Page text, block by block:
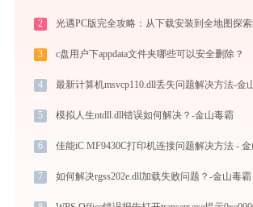
2
3 c盘用户下appdata文件夹哪些可以安全删除？
4 最新计算机msvcp110.dll丢失问题解决方法-金
5 模拟人生ntdll.dll错误如何解决？-金山毒霸
6 佳能iC MF9430C打印机连接问题解决方法 -
7 如何解决rgss202e.dll加载失败问题？-金山毒霸